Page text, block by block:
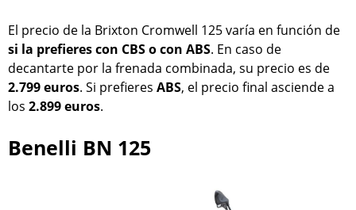
El precio de la Brixton Cromwell 125 varía en función de
si la prefieres con CBS o con ABS. En caso de
decantarte por la frenada combinada, su precio es de
2.799 euros. Si prefieres ABS, el precio final asciende a
los 2.899 euros.
Benelli BN 125